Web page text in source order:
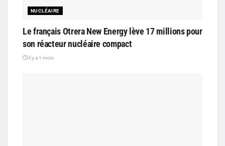
NUCLÉAIRE
Le français Otrera New Energy lève 17 millions pour
son réacteur nucléaire compact
il y a 1 mois